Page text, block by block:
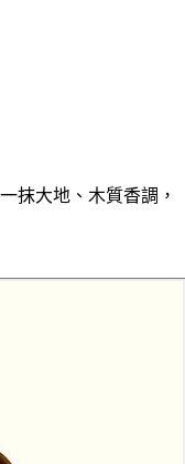
抹大地、木質香調，